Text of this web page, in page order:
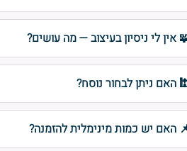
אין לי ניסיון בעיצוב — מה עושים?
האם ניתן לבחור נוסח?
האם יש כמות מינימלית להזמנה?